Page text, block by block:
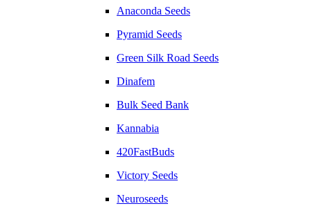
Anaconda Seeds
Pyramid Seeds
Green Silk Road Seeds
Dinafem
Bulk Seed Bank
Kannabia
420FastBuds
Victory Seeds
Neuroseeds